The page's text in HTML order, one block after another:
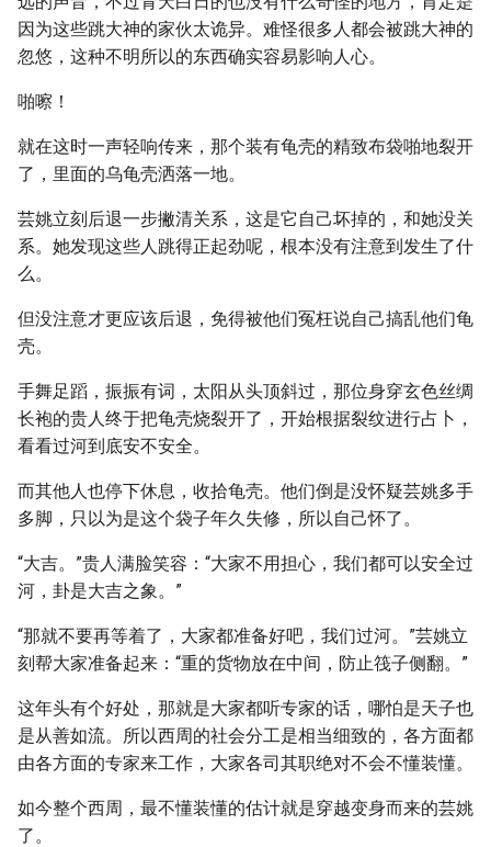
因为这些跳大神的家伙太诡异。难怪很多人都会被跳大神的
忽悠，这种不明所以的东西确实容易影响人心。
啪嚓！
就在这时一声轻响传来，那个装有龟壳的精致布袋啪地裂开
了，里面的乌龟壳洒落一地。
芸姚立刻后退一步撇清关系，这是它自己坏掉的，和她没关
系。她发现这些人跳得正起劲呢，根本没有注意到发生了什
么。
但没注意才更应该后退，免得被他们冤枉说自己搞乱他们龟
壳。
手舞足蹈，振振有词，太阳从头顶斜过，那位身穿玄色丝绸
长袍的贵人终于把龟壳烧裂开了，开始根据裂纹进行占卜，
看看过河到底安不安全。
而其他人也停下休息，收拾龟壳。他们倒是没怀疑芸姚多手
多脚，只以为是这个袋子年久失修，所以自己怀了。
“大吉。”贵人满脸笑容：“大家不用担心，我们都可以安全过
河，卦是大吉之象。”
“那就不要再等着了，大家都准备好吧，我们过河。”芸姚立
刻帮大家准备起来：“重的货物放在中间，防止筏子侧翻。”
这年头有个好处，那就是大家都听专家的话，哪怕是天子也
是从善如流。所以西周的社会分工是相当细致的，各方面都
由各方面的专家来工作，大家各司其职绝对不会不懂装懂。
如今整个西周，最不懂装懂的估计就是穿越变身而来的芸姚
了。